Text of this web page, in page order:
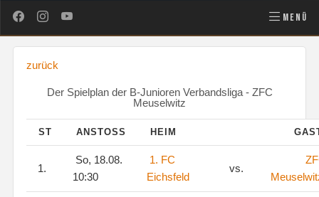
MENÜ
zurück
Der Spielplan der B-Junioren Verbandsliga - ZFC
Meuselwitz
ST ANSTOSS HEIM
1.
So, 18.08.
10:30
1. FC
Eichsfeld
vs.